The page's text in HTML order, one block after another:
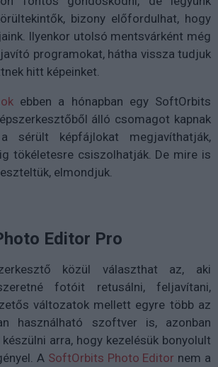
bizony előfordulhat, hogy
Ilyenkor utolsó mentsvárként még
programokat, hátha vissza tudjuk
hitt képeinket.
ebben a hónapban egy SoftOrbits
álló csomagot kapnak
sérült képfájlokat megjavíthatják,
tökéletesre csiszolhatják. De mire is
elmondjuk.
Editor Pro
közül választhat az, aki
fotóit retusálni, feljavítani,
változatok mellett egyre több az
használható szoftver is, azonban
arra, hogy kezelésük bonyolult
A SoftOrbits Photo Editor nem a